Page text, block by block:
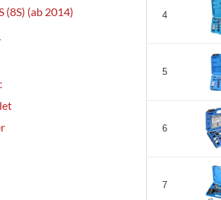
(8S) (ab 2014)
4
5
6
7